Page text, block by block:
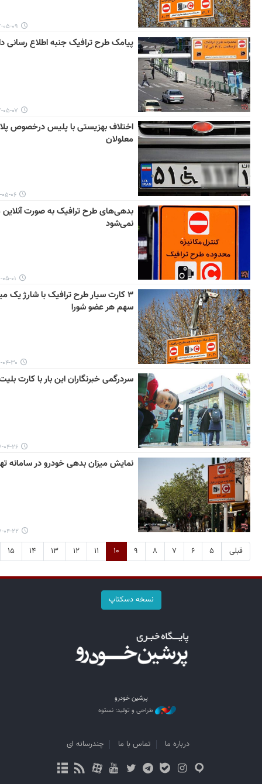
۱۳۹۷-۰۵-
پیامک طرح ترافیک جنبه اطلاع رسانی
۱۳۹۷-۰۵-
اختلاف بهزیستی با پلیس درخصوص
معلولان
۱۳۹۷-
بدهی‌های طرح ترافیک به صورت
نمی‌شود
۱۳۹۷-
۳ کارت سیار طرح ترافیک با شارژ یک
سهم هر عضو شورا
۱۳۹۷-
سردرگمی خبرنگاران این بار با کارت
۱۳۹۷-۰۴-
نمایش میزان بدهی خودرو در سامانه
۱۳۹۷-۰۴-
قبلی ۵ ۶ ۷ ۸ ۹ ۱۰ ۱۱ ۱۲ ۱۳ ۱۴ ۱۵
نسخه دسکتاپ
پرشین خودرو
طراحی و تولید: نستوه
درباره ما تماس با ما چندرسانه ای